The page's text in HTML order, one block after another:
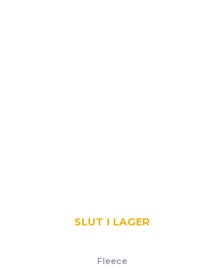
SLUT I LAGER
Fleece